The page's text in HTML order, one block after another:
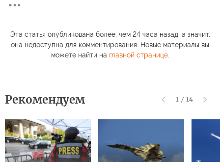
Эта статья опубликована более, чем 24 часа назад, а значит,
она недоступна для комментирования. Новые материалы вы
можете найти на главной странице.
Рекомендуем 1 / 14